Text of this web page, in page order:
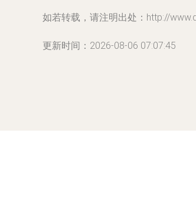
如若转载，请注明出处：http://
更新时间：2026-08-06 07:07:45